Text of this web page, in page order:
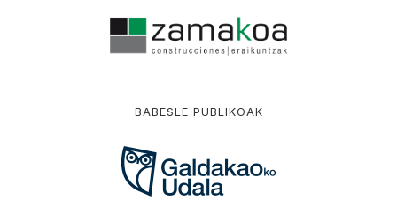
BABESLE PUBLIKOAK